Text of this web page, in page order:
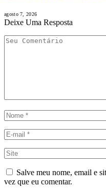
agosto 7, 2026
Deixe Uma Resposta
Salve meu nome, email e
vez que eu comentar.